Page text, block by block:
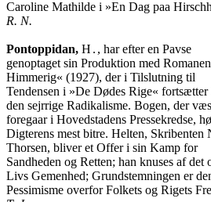
R. N.
Pontoppidan, H. , har efter en Pavse
genoptaget sin Produktion med
Himmerig« (1927), der i Tilslutning til
Tendensen i »De Dødes Rige« fortsætter
den sejrrige Radikalisme. Bogen, der
foregaar i Hovedstadens Pressekredse,
Digterens mest bitre. Helten, Skribenten
Thorsen, bliver et Offer i sin Kamp for
Sandheden og Retten; han knuses af det
Livs Gemenhed; Grundstemningen er